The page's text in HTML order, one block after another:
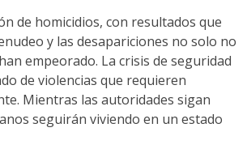
de homicidios, con resultados que
y las desapariciones no solo no
empeorado. La crisis de seguridad
de violencias que requieren
Mientras las autoridades sigan
seguirán viviendo en un estado